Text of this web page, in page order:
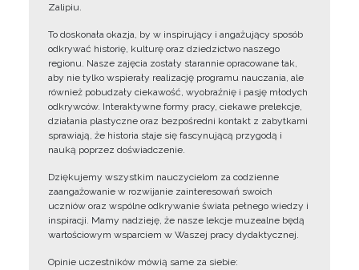
Zalipiu.
To doskonała okazja, by w inspirujący i angażujący sposób
odkrywać historię, kulturę oraz dziedzictwo naszego
regionu. Nasze zajęcia zostały starannie opracowane tak,
aby nie tylko wspierały realizację programu nauczania, ale
również pobudzały ciekawość, wyobraźnię i pasję młodych
odkrywców. Interaktywne formy pracy, ciekawe prelekcje,
działania plastyczne oraz bezpośredni kontakt z zabytkami
sprawiają, że historia staje się fascynującą przygodą i
nauką poprzez doświadczenie.
Dziękujemy wszystkim nauczycielom za codzienne
zaangażowanie w rozwijanie zainteresowań swoich
uczniów oraz wspólne odkrywanie świata pełnego wiedzy i
inspiracji. Mamy nadzieję, że nasze lekcje muzealne będą
wartościowym wsparciem w Waszej pracy dydaktycznej.
Opinie uczestników mówią same za siebie: